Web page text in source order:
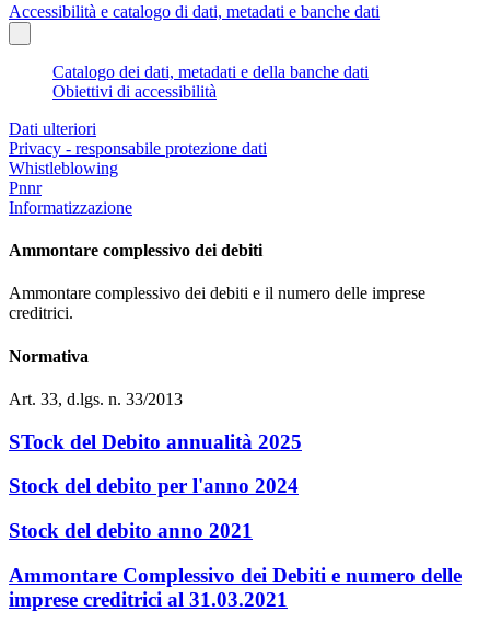
Accessibilità e catalogo di dati, metadati e banche dati
Catalogo dei dati, metadati e della banche dati
Obiettivi di accessibilità
Dati ulteriori
Privacy - responsabile protezione dati
Whistleblowing
Pnnr
Informatizzazione
Ammontare complessivo dei debiti
Ammontare complessivo dei debiti e il numero delle imprese
creditrici.
Normativa
Art. 33, d.lgs. n. 33/2013
STock del Debito annualità 2025
Stock del debito per l'anno 2024
Stock del debito anno 2021
Ammontare Complessivo dei Debiti e numero delle
imprese creditrici al 31.03.2021